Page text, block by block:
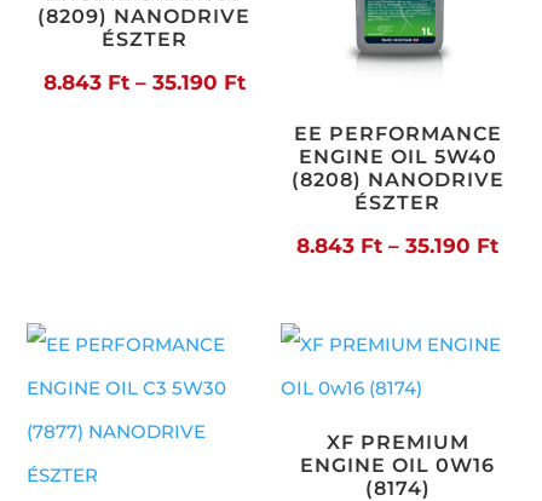
(8209) NANODRIVE
ÉSZTER
8.843 Ft – 35.190 FtÁrtartomány:
8.843 FtEE PERFORMANCE
ENGINE OIL 5W40
(8208) NANODRIVE
ÉSZTER
8.843 Ft – 35.190 Ft
XF PREMIUM
ENGINE OIL 0W16
(8174)